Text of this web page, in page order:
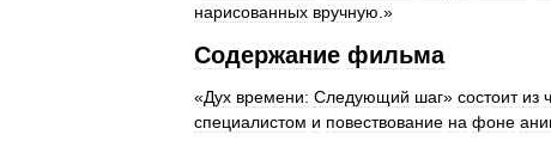
нарисованных вручную .»
Содержание фильма
«Дух времени: Следующий шаг» состоит из
специалистом и повествование на фоне